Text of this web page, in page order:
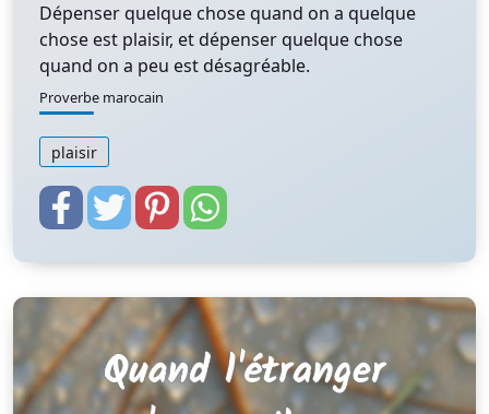
Dépenser quelque chose quand on a quelque
chose est plaisir, et dépenser quelque chose
quand on a peu est désagréable.
Proverbe marocain
plaisir